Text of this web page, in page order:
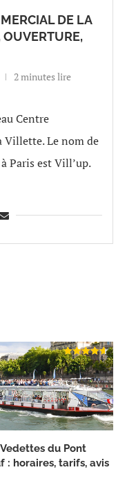
DE LA
2 minutes lire
Centre
Villette. Le nom de
Paris est Vill’up.
du Pont
: horaires, tarifs, avis